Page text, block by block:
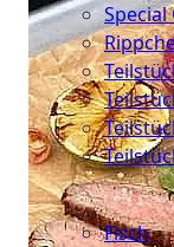
Special
Seafood
Fisch